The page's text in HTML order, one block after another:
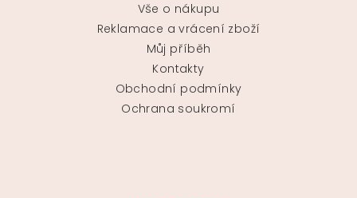
Vše o nákupu
Reklamace a vrácení zboží
Můj příběh
Kontakty
Obchodní podmínky
Ochrana soukromí